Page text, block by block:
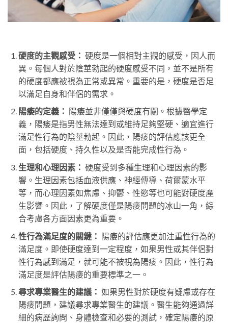
硬度的主觀感受： 硬度是一個相對主觀的感受，因人而
異。每個人對於陰莖勃起的硬度感受不同，並不是所有
的硬度都應被視為正常或異常。重要的是，硬度是否足
以滿足自身和伴侶的需求。
陽痿的定義： 陽痿並非僅僅與硬度有關。根據醫學定
義，陽痿是指男性無法達到或維持足夠堅硬、適宜進行
滿足性行為的陰莖勃起。因此，陽痿的評估應該更全
面，包括硬度、持久性以及是否能完成性行為。
生理和心理因素： 硬度受到多種生理和心理因素的影
響。生理因素包括血液供應、神經傳導、荷爾蒙水平
等，而心理因素如焦慮、抑鬱、性慾等也可能對硬度產
生影響。因此，了解硬度僅是陽痿問題的冰山一角，綜
合考慮各方面因素更為重要。
性行為滿足度的關鍵： 陽痿的評估應更加注重性行為的
滿足度。即使硬度達到一定程度，如果男性或其伴侶對
性行為感到滿足，就可能不被視為陽痿。因此，性行為
滿足度是評估陽痿的重要標準之一。
尋求專業醫生的建議： 如果男性對於硬度有疑慮或存在
陽痿問題，建議尋求專業醫生的建議。醫生能夠通過詳
細的病歷詢問、身體檢查和必要的測試，確定陽痿的原